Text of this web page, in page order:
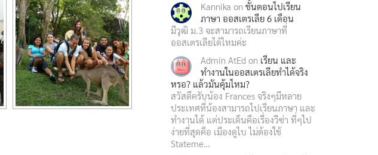
Kannika on ขั้นตอนไปเรียน
ภาษา ออสเตรเลีย 6 เดือน
มีวุฒิ ม.3 จะสามารถเรียนภาษาที่
ออสเตรเลียได้ไหมค่ะ
Admin AtEd on เรียน และ
ทำงานในออสเตรเลียทำได้จริง
หรอ? แล้วมันคุ้มไหม?
สวัสดีครับน้อง Frances จริงๆมีหลาย
ประเทศที่น้องสามารถไปเรียนภาษา และ
ทำงานได้ แต่ประเด็นคือเรื่องวีซ่า ที่ๆไป
ง่ายที่สุดคือ เมืองดูไบ ไม่ต้องใช้
Stateme…